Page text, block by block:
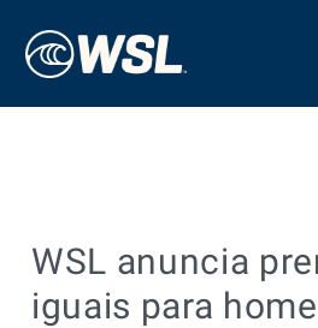
WSL anuncia
iguais para